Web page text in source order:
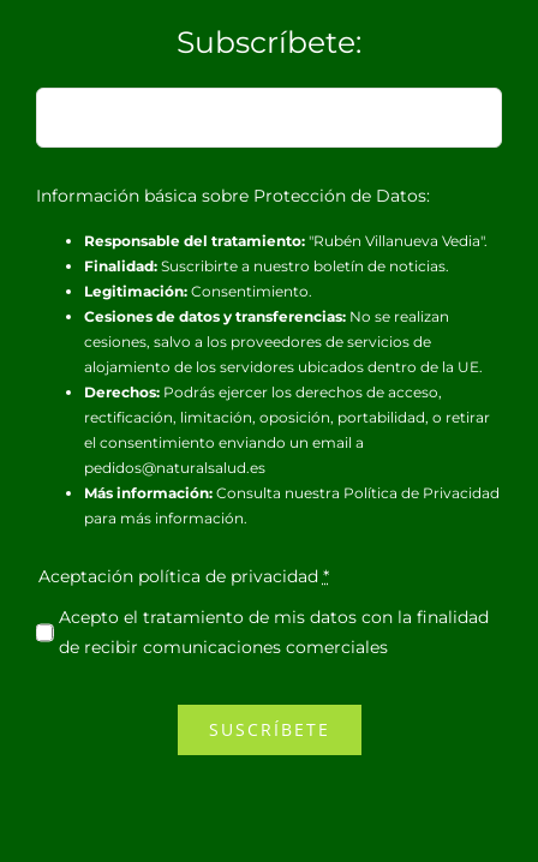
Subscríbete:
Información básica sobre Protección de Datos:
Responsable del tratamiento:"Rubén Villanueva Vedia".
Finalidad:Suscribirte a nuestro boletín de noticias.
Legitimación:Consentimiento.
Cesiones de datos y transferencias:No se realizan
cesiones, salvo a los proveedores de servicios de
alojamiento de los servidores ubicados dentro de la UE.
Derechos:Podrás ejercer los derechos de acceso,
rectificación, limitación, oposición, portabilidad, o retirar
el consentimiento enviando un email a
pedidos@naturalsalud.es
Más información:Consulta nuestra Política de Privacidad
para más información.
Aceptación política de privacidad *
Acepto el tratamiento de mis datos con la finalidad
de recibir comunicaciones comerciales
SUSCRÍBETE